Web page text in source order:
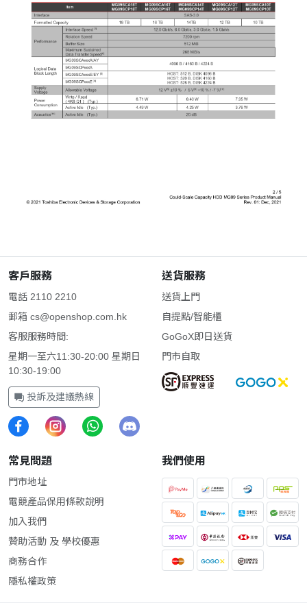
客戶服務
電話 2110 2210
郵箱 cs@openshop.com.hk
客服服務時間:
星期一至六11:30-20:00 星期日
10:30-19:00
投訴及建議熱線
送貨服務
送貨上門
自提點/智能櫃
GoGoX即日送貨
門市自取
常見問題
門市地址
電競產品保用條款說明
加入我們
贊助活動 及 學校優惠
商務合作
隱私權政策
我們使用